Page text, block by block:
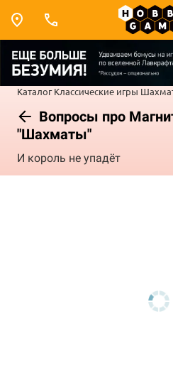
Каталог Классические игры
Вопросы про
"Шахматы"
И король не упадёт